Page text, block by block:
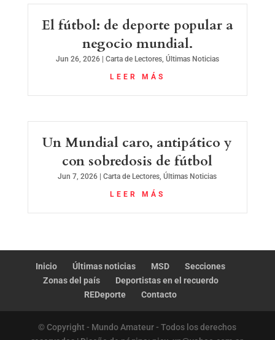
El fútbol: de deporte popular a
negocio mundial.
Jun 26, 2026| Carta de Lectores, Últimas Noticias
LEER MÁS
Un Mundial caro, antipático y
con sobredosis de fútbol
Jun 7, 2026 |Carta de Lectores,Últimas Noticias
LEER MÁS
Inicio Últimas noticias MSD
Secciones
Zonas del país
Deportistas en el recuerdo
REDeporte
Contacto
© Copyright - Mundo Amateur - Todos los derechos